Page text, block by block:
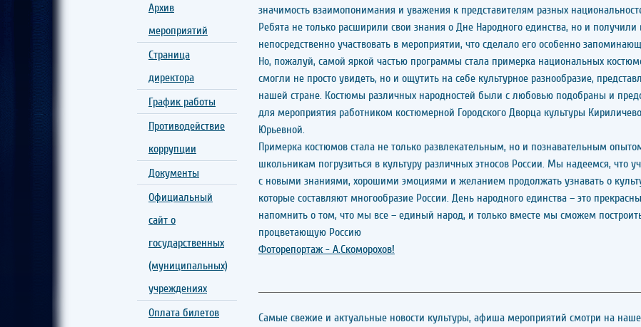
Архив
мероприятий
Страница
директора
График работы
Противодействие
коррупции
Документы
Официальный
сайт о
государственных
(муниципальных)
учреждениях
Оплата билетов
значимость взаимопонимания и уважения к представителям разных
Ребята не только расширили свои знания о Дне Народного единства, но и получили
непосредственно участвовать в мероприятии, что сделало его особенно
Но, пожалуй, самой яркой частью программы стала примерка национальных
смогли не просто увидеть, но и ощутить на себе культурное разнообразие,
нашей стране. Костюмы различных народностей были с любовью подобраны и
для мероприятия работником костюмерной Городского Дворца культуры
Юрьевной.
Примерка костюмов стала не только развлекательным, но и познавательным
школьникам погрузиться в культуру различных этносов России. Мы надеемся, что
с новыми знаниями, хорошими эмоциями и желанием продолжать узнавать о
которые составляют многообразие России. День народного единства – это
напомнить о том, что мы все – единый народ, и только вместе мы сможем
процветающую Россию
Фоторепортаж - А.Скоморохов!
Самые свежие и актуальные новости культуры, афиша мероприятий смотри на